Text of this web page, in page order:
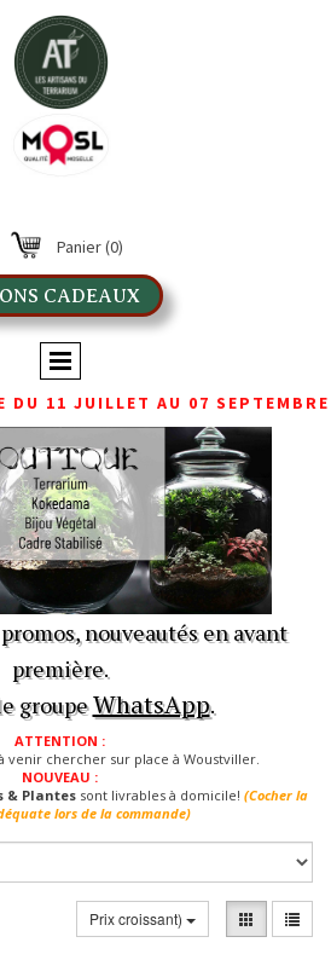
Panier(0)
CADEAUX
DU 11 JUILLET AU 07 SEPTEMBRE
nouveautés en avant
première.
groupeWhatsApp.
ATTENTION :
venir chercher sur place à Woustviller.
NOUVEAU :
& Plantessont livrables à domicile! (Cocher la
lors de la commande)
Prix croissant)